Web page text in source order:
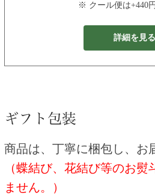
※ クール便は+440
詳細を見る
商品は、丁寧に梱包し、お
（蝶結び、花結び等のお
ません。）